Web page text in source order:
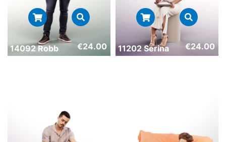
14092 Robb €24.00 11202 Serina €24.00